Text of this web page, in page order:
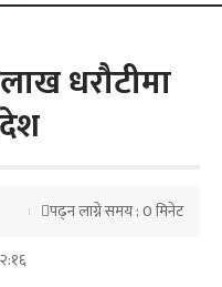
धरौटीमा
पढ्न लाग्ने समय : 0 मिनेट